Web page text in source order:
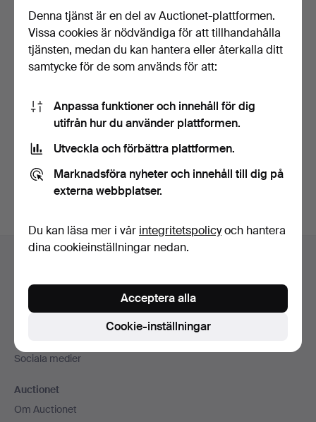
GUNILLA LAGERHEM
ULLBERG. Matta, "Fasett",
…3 dagar
106 USD
MATTA, Kasthall, 2000-tal,
ca 252x252 cm.
7 dagar
106 USD
Du kan också söka ivårt arkiv med avslutade auktioner
Sidfotsnavigation
Sociala medier
Auctionet
Om Auctionet
Denna tjänst är en del av Auctionet-plattformen.
Vissa cookies är nödvändiga för att tillhandahålla
tjänsten, medan du kan hantera eller återkalla ditt
samtycke för de som används för att:
Anpassa funktioner och innehåll för dig
utifrån hur du använder plattformen.
Utveckla och förbättra plattformen.
Marknadsföra nyheter och innehåll till dig på
externa webbplatser.
Du kan läsa mer i vår integritetspolicyoch hantera
dina cookieinställningar nedan.
Cookie-inställningar
Acceptera alla